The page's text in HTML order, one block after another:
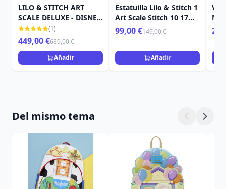
LILO & STITCH ART
SCALE DELUXE - DISNEY
LILO & STITCH
(1)
449,00 €689,00 €
Añadir
Estatuilla Lilo & Stitch 1
Art Scale Stitch 10 17
cm
99,00 €149,00 €
Añadir
Del mismo tema